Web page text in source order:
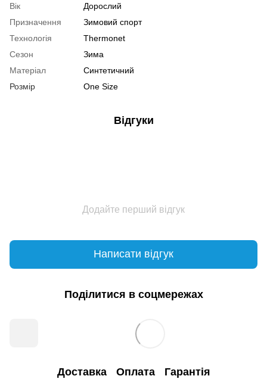
Вік
Дорослий
Призначення
Зимовий спорт
Технологія
Thermonet
Сезон
Зима
Матеріал
Синтетичний
Розмір
One Size
Відгуки
Додайте перший відгук
Написати відгук
Поділитися в соцмережах
Доставка Оплата Гарантія